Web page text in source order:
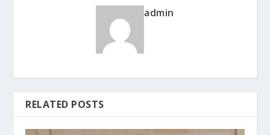
admin
RELATED POSTS